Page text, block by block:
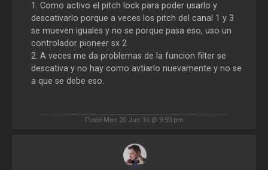
1. Como activo el pitch lock para poder usarlo y
descativarlo porque a veces los pitch del canal 1 y 3
se mueven iguales y no se porque pasa eso, uso un
controlador pioneer sx 2
2. A veces me da problemas de la funcion filter se
descativa y no hay como avtiarlo nuevamente y no se
a que se debe eso.
Posté Mon 20 Jun 16 @ 9:50 pm